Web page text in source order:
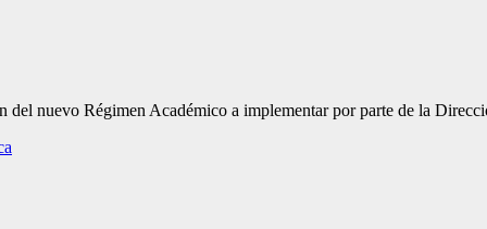
del nuevo Régimen Académico a implementar por parte de la